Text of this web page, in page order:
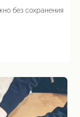
без сохранения